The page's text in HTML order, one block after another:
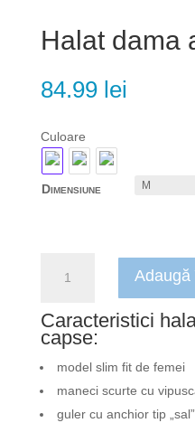
Halat dama
84.99 lei
Culoare
Dimensiune
Halat
alb
Silvia
Adaugă
Caracteristici
capse:
model slim fit de femei
maneci scurte cu
guler cu anchior tip „ sal”